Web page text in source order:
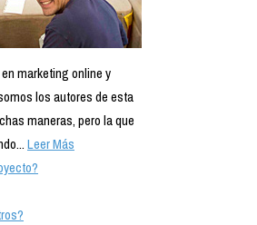
marketing online y
los autores de esta
maneras, pero la que
Leer Más